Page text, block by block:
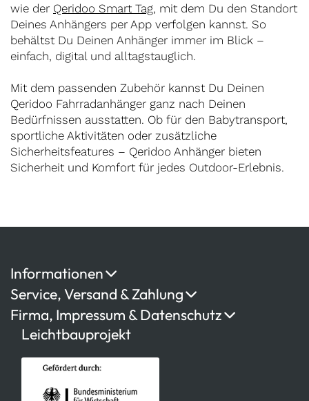
wie der Qeridoo Smart Tag, mit dem Du den Standort
Deines Anhängers per App verfolgen kannst. So
behältst Du Deinen Anhänger immer im Blick –
einfach, digital und alltagstauglich.
Mit dem passenden Zubehör kannst Du Deinen
Qeridoo Fahrradanhänger ganz nach Deinen
Bedürfnissen ausstatten. Ob für den Babytransport,
sportliche Aktivitäten oder zusätzliche
Sicherheitsfeatures – Qeridoo Anhänger bieten
Sicherheit und Komfort für jedes Outdoor-Erlebnis.
Informationen
Service, Versand & Zahlung
Firma, Impressum & Datenschutz
Leichtbauprojekt